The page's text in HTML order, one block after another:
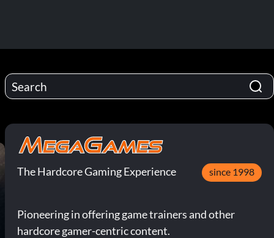
The Hardcore Gaming Experience since 1998
Pioneering in offering game trainers and other
hardcore gamer-centric content.